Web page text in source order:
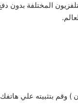
المختلفة